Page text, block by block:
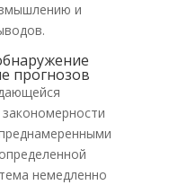
и
прогнозов
немедленно